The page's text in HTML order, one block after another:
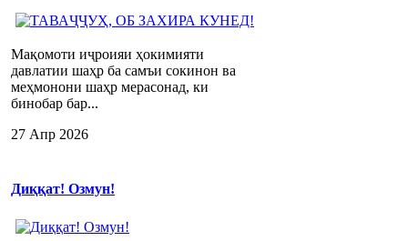
Мақомоти иҷроияи ҳокимияти
давлатии шаҳр ба самъи сокинон ва
меҳмонони шаҳр мерасонад, ки
бинобар бар...
27 Апр 2026
Диққат! Озмун!